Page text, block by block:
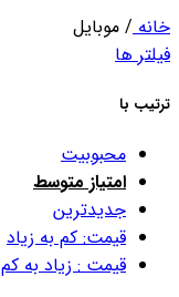
خانه/ موبایل
فیلتر ها
ترتیب با
محبوبیت
امتیاز متوسط
جدیدترین
قیمت: کم به زیاد
قیمت : زیاد به کم